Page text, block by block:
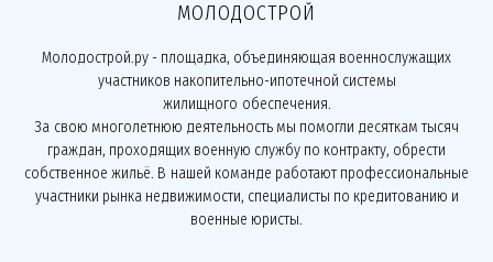
МОЛОДОСТРОЙ
Молодострой.ру - площадка, объединяющая военнослужащих
участников накопительно-ипотечной системы
жилищного обеспечения.
За свою многолетнюю деятельность мы помогли десяткам тысяч
граждан, проходящих военную службу по контракту, обрести
собственное жильё. В нашей команде работают профессиональные
участники рынка недвижимости, специалисты по кредитованию и
военные юристы.